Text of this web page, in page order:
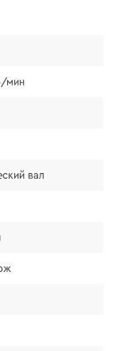
со
два типа
позволяет
мин
вал